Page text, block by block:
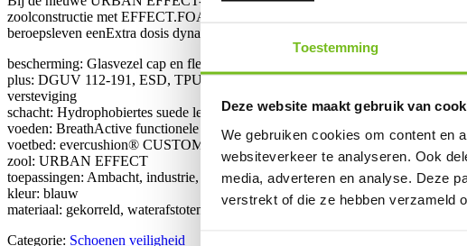
Toestemming
Deze website maakt gebruik van
We gebruiken cookies om content en
websiteverkeer te analyseren. Ook
media, adverteren en analyse. Deze
verstrekt of die ze hebben verzameld
S3
aantal
zoolconstructie met EFFECT.FOAM, dezorgt voor een optimale demping en
beroepsleven eenExtra dosis dynamiek en koelte.
bescherming: Glasvezel cap en flexibele beschermingsmiddelen FAP®lite
plus: DGUV 112-191, ESD, TPU hiel bescherming, TPU oog voor extra
versteviging
schacht: Hydrophobiertes suede leder
voeden: BreathActive functionele voering
voetbed: evercushion® CUSTOM FIT
zool: URBAN EFFECT
toepassingen: Ambacht, industrie, Magazijn / Logistiek, Montage
kleur: blauw
materiaal: gekorreld, waterafstotend leder
Categorie: Schoenen veiligheid